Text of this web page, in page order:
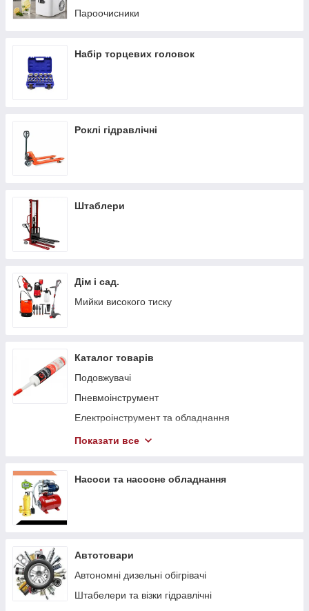
Пароочисники
Набір торцевих головок
Роклі гідравлічні
Штаблери
Дім і сад.
Мийки високого тиску
Каталог товарів
Подовжувачі
Пневмоінструмент
Електроінструмент та обладнання
Компресори
Показати все
Насоси та насосне обладнання
Автотовари
Автономні дизельні обігрівачі
Штабелери та візки гідравлічні